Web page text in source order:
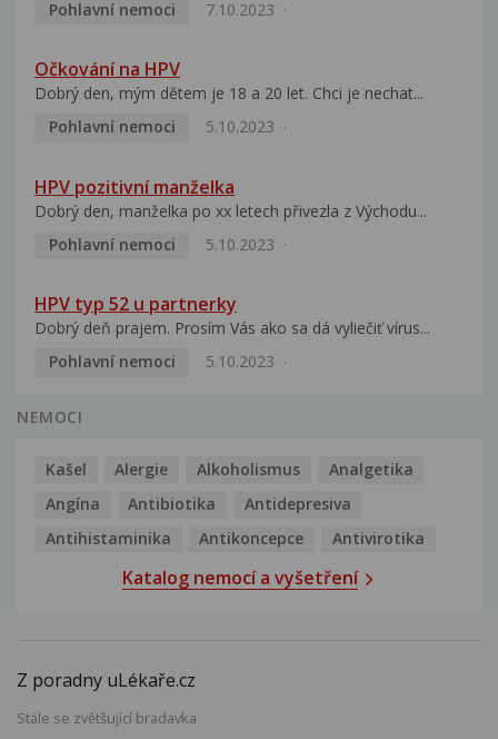
Pohlavní nemoci
7.10.2023
Očkování na HPV
Dobrý den, mým dětem je 18 a 20 let. Chci je nechat...
Pohlavní nemoci
5.10.2023
HPV pozitivní manželka
Dobrý den, manželka po xx letech přivezla z Východu...
Pohlavní nemoci
5.10.2023
HPV typ 52 u partnerky
Dobrý deň prajem. Prosím Vás ako sa dá vyliečiť vírus...
Pohlavní nemoci
5.10.2023
NEMOCI
Kašel Alergie Alkoholismus
Analgetika
Angína
Antibiotika
Antidepresiva
Antihistaminika
Antikoncepce Antivirotika
Katalog nemocí a vyšetření
Z poradny uLékaře.cz
Stále se zvětšující bradavka